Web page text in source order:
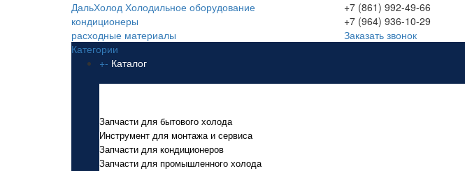
ДальХолод Холодильное оборудование
кондиционеры
расходные материалы
+7 (861) 992-49-66
+7 (964) 936-10-29
Заказать звонок
Категории
+- Каталог
Запчасти для бытового холода
Инструмент для монтажа и сервиса
Запчасти для кондиционеров
Запчасти для промышленного холода